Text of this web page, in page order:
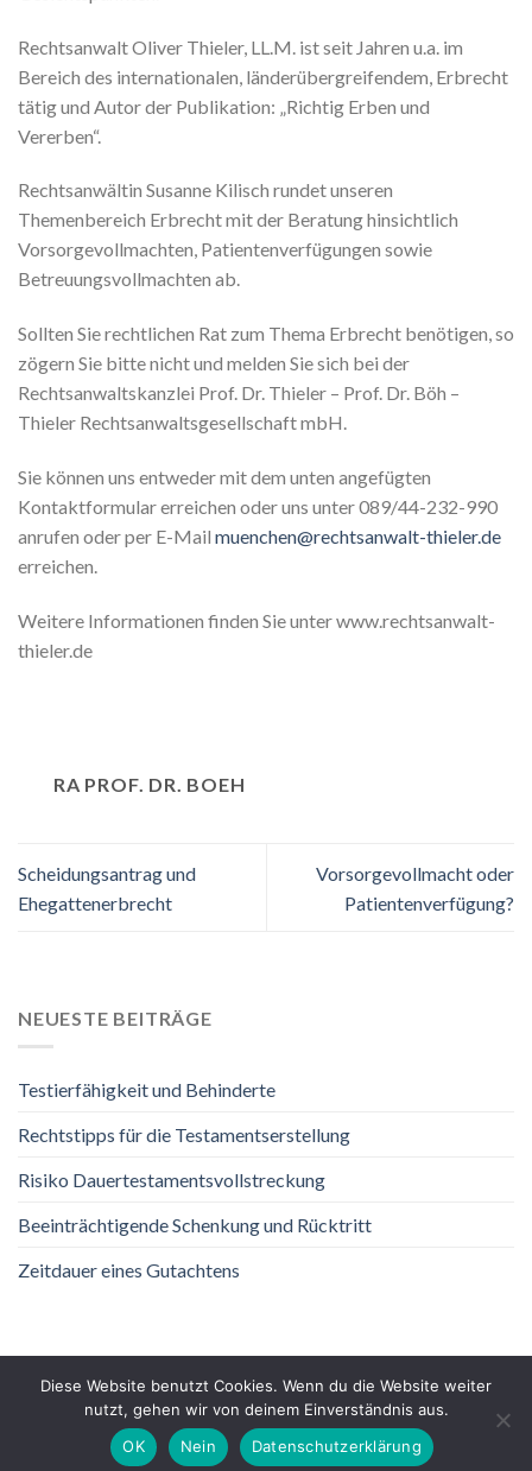
Rechtsanwalt Oliver Thieler, LL.M. ist seit Jahren u.a. im
Bereich des internationalen, länderübergreifendem, Erbrecht
tätig und Autor der Publikation: „Richtig Erben und
Vererben“.
Rechtsanwältin Susanne Kilisch rundet unseren
Themenbereich Erbrecht mit der Beratung hinsichtlich
Vorsorgevollmachten, Patientenverfügungen sowie
Betreuungsvollmachten ab.
Sollten Sie rechtlichen Rat zum Thema Erbrecht benötigen, so
zögern Sie bitte nicht und melden Sie sich bei der
Rechtsanwaltskanzlei Prof. Dr. Thieler – Prof. Dr. Böh –
Thieler Rechtsanwaltsgesellschaft mbH.
Sie können uns entweder mit dem unten angefügten
Kontaktformular erreichen oder uns unter 089/44-232-990
anrufen oder per E-Mail muenchen@rechtsanwalt-thieler.de
erreichen.
Weitere Informationen finden Sie unter www.rechtsanwalt-
thieler.de
RA PROF. DR. BOEH
Scheidungsantrag und
Ehegattenerbrecht
Vorsorgevollmacht oder
Patientenverfügung?
NEUESTE BEITRÄGE
Testierfähigkeit und Behinderte
Rechtstipps für die Testamentserstellung
Risiko Dauertestamentsvollstreckung
Beeinträchtigende Schenkung und Rücktritt
Zeitdauer eines Gutachtens
DATENSCHUTZ IMPRESSUM
Copyright 2026
Diese Website benutzt Cookies. Wenn du die Website weiter
nutzt, gehen wir von deinem Einverständnis aus.
OK
Nein Datenschutzerklärung